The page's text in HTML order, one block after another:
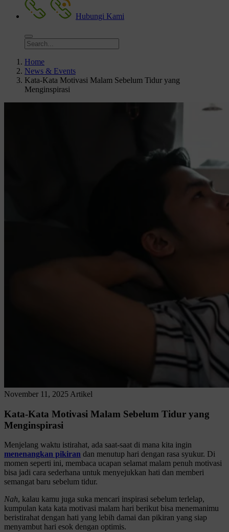
Hubungi Kami
Home
News & Events
Kata-Kata Motivasi Malam Sebelum Tidur yang
Menginspirasi
November 11, 2025 Artikel
Kata-Kata Motivasi Malam Sebelum Tidur yang
Menginspirasi
Menjelang waktu istirahat, ada saat-saat di mana kita ingin
menenangkan pikiran dan menutup hari dengan rasa syukur. Di
momen seperti ini, membaca ucapan selamat malam penuh motivasi
bisa jadi cara sederhana untuk menyejukkan hati dan memberi
semangat baru sebelum tidur.
Nah, kalau kamu juga suka mencari inspirasi sebelum terlelap,
kumpulan kata kata motivasi malam hari berikut bisa menemanimu
beristirahat dengan hati yang lebih damai dan pikiran yang siap
menyambut hari esok dengan optimis.